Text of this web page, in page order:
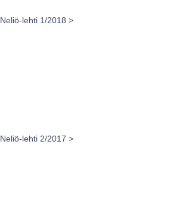
Neliö-lehti 1/2018 >
Neliö-lehti 2/2017 >